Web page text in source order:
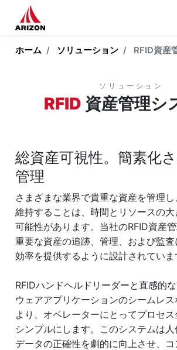
ホーム ソリューション RFID資産
ソリューション
RFID 資産管理シ
総資産可視性。簡素化
管理
さまざまな業界で貴重な資産を管理
維持することは、時間とリソースの
可能性があります。当社のRFID資産管
重要な資産の追跡、管理、および監
効率を提供するように設計されていま
RFIDハンドヘルドリーダーと直感的
ウェアアプリケーションのシームレ
より、オペレーターにとってプロセ
シンプルにします。このシステムは人
データの正確性を劇的に向上させ、